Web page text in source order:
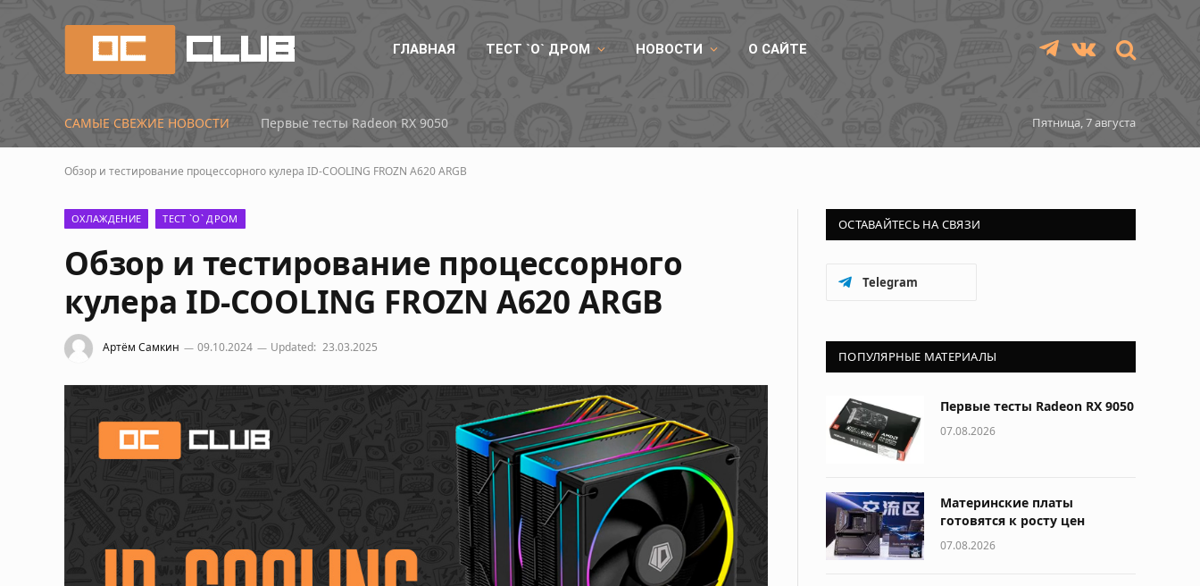
ГЛАВНАЯ ТЕСТ `О` ДРОМ НОВОСТИ О САЙТЕ TelegramVKontakte
САМЫЕ СВЕЖИЕ НОВОСТИ Первые тесты Radeon RX 9050 Пятница, 7 августа
Обзор и тестирование процессорного кулера ID-COOLING FROZN A620 ARGB
ОХЛАЖДЕНИЕ ТЕСТ `О` ДРОМ
Обзор и тестирование процессорного
кулера ID-COOLING FROZN A620 ARGB
Артём Самкин 09.10.2024 Updated: 23.03.2025
ОСТАВАЙТЕСЬ НА СВЯЗИ
Telegram
ПОПУЛЯРНЫЕ МАТЕРИАЛЫ
Первые тесты Radeon RX 9050
07.08.2026
Материнские платы
готовятся к росту цен
07.08.2026